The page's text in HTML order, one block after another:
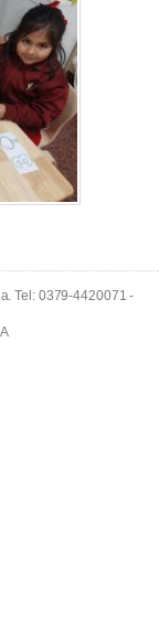
Tel: 0379-4420071 -